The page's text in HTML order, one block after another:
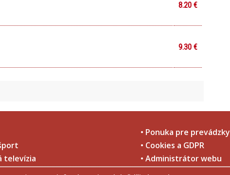
8.20 €
9.30 €
orechy (Juglans regia), kešu (Anacardium occidentale), pekanové
televízia
• Ponuka pre prevádzky
• Cookies a GDPR
• Administrátor webu